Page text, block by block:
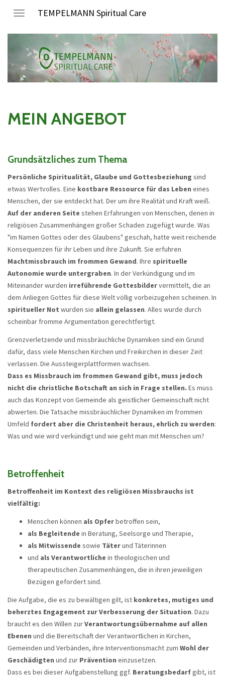
Toggle TEMPELMANN Spiritual Care
MEIN ANGEBOT
Grundsätzliches zum Thema
Persönliche Spiritualität, Glaube und Gottesbeziehung sind
etwas Wertvolles. Eine kostbare Ressource für das Leben eines
Menschen, der sie entdeckt hat. Der um ihre Realität und Kraft weiß.
Auf der anderen Seite stehen Erfahrungen von Menschen, denen in
religiösen Zusammenhängen großer Schaden zugefügt wurde. Was
"im Namen Gottes oder des Glaubens" geschah, hatte weit reichende
Konsequenzen für ihr Leben und ihre Zukunft. Sie erfuhren
Machtmissbrauch im frommen Gewand. Ihre spirituelle
Autonomie wurde untergraben. In der Verkündigung und im
Miteinander wurden irreführende Gottesbildervermittelt, die an
dem Anliegen Gottes für diese Welt völlig vorbeizugehen scheinen. In
spiritueller Not wurden sie allein gelassen. Alles wurde durch
scheinbar fromme Argumentation gerechtfertigt.
Grenzverletzende und missbräuchliche Dynamiken sind ein Grund
dafür, dass viele Menschen Kirchen und Freikirchen in dieser Zeit
verlassen. Die Aussteigerplattformen wachsen.
Dass es Missbrauch im frommen Gewand gibt, muss jedoch
nicht die christliche Botschaft an sich in Frage stellen. Es muss
auch das Konzept von Gemeinde als geistlicher Gemeinschaft nicht
abwerten. Die Tatsache missbräuchlicher Dynamiken im frommen
Umfeld fordert aber die Christenheit heraus, ehrlich zu werden:
Was und wie wird verkündigt und wie geht man mit Menschen um?
Betroffenheit
Betroffenheit im Kontext des religiösen Missbrauchs ist
vielfältig:
Menschen können als Opferbetroffen sein,
als Begleitende in Beratung, Seelsorge und Therapie,
als Mitwissende sowie Täterund Täterinnen
und als Verantwortliche in theologischen und
therapeutischen Zusammenhängen, die in ihren jeweiligen
Bezügen gefordert sind.
Die Aufgabe, die es zu bewältigen gilt, ist konkretes, mutiges und
beherztes Engagement zur Verbesserung der Situation. Dazu
braucht es den Willen zurVerantwortungsübernahme auf allen
Ebenen und die Bereitschaft der Verantwortlichen in Kirchen,
Gemeinden und Verbänden, ihre Interventionsmacht zum Wohl der
Geschädigten und zur Prävention einzusetzen.
Dass es bei dieser Aufgabenstellung ggf. Beratungsbedarfgibt, ist